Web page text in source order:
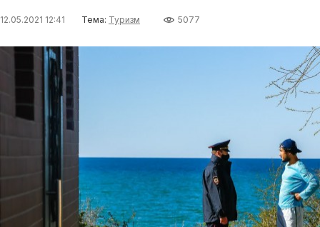
12.05.2021 12:41 Тема: Туризм 5077